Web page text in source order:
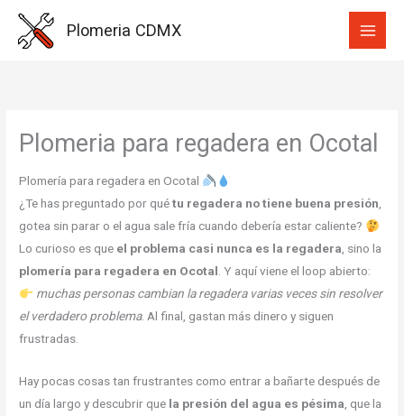
Plomeria CDMX
Plomeria para regadera en Ocotal
Plomería para regadera en Ocotal
¿Te has preguntado por quétu regadera no tiene buena presión,
gotea sin parar o el agua sale fría cuando debería estar caliente?
Lo curioso es que el problema casi nunca es la regadera, sino la
plomería para regadera en Ocotal. Y aquí viene el loop abierto:
muchas personas cambian la regadera varias veces sin resolver
el verdadero problema. Al final, gastan más dinero y siguen
frustradas.
Hay pocas cosas tan frustrantes como entrar a bañarte después de
un día largo y descubrir que la presión del agua es pésima , que la